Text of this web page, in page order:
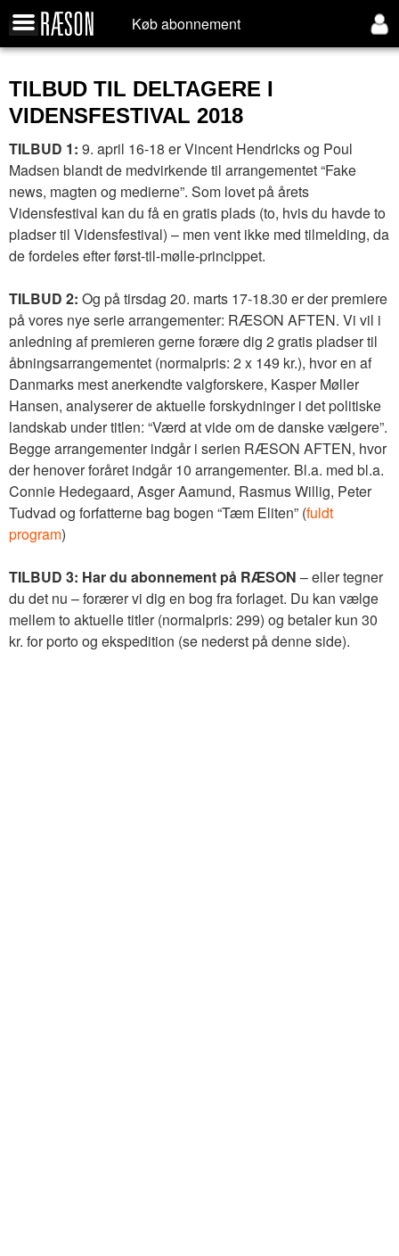
Køb abonnement
TILBUD TIL DELTAGERE I
VIDENSFESTIVAL 2018
TILBUD 1: 9. april 16-18 er Vincent Hendricks og Poul
Madsen blandt de medvirkende til arrangementet “Fake
news, magten og medierne”. Som lovet på årets
Vidensfestival kan du få en gratis plads (to, hvis du havde to
pladser til Vidensfestival) – men vent ikke med tilmelding, da
de fordeles efter først-til-mølle-princippet.
TILBUD 2: Og på tirsdag 20. marts 17-18.30 er der premiere
på vores nye serie arrangementer: RÆSON AFTEN. Vi vil i
anledning af premieren gerne forære dig 2 gratis pladser til
åbningsarrangementet (normalpris: 2 x 149 kr.), hvor en af
Danmarks mest anerkendte valgforskere, Kasper Møller
Hansen, analyserer de aktuelle forskydninger i det politiske
landskab under titlen: “Værd at vide om de danske vælgere”.
Begge arrangementer indgår i serien RÆSON AFTEN, hvor
der henover foråret indgår 10 arrangementer. Bl.a. med bl.a.
Connie Hedegaard, Asger Aamund, Rasmus Willig, Peter
Tudvad og forfatterne bag bogen “Tæm Eliten” (fuldt
program)
TILBUD 3: Har du abonnement på RÆSON – eller tegner
du det nu – forærer vi dig en bog fra forlaget. Du kan vælge
mellem to aktuelle titler (normalpris: 299) og betaler kun 30
kr. for porto og ekspedition (se nederst på denne side).